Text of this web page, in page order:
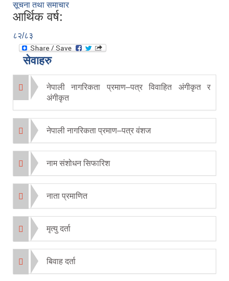
सूचना तथा समाचार
आर्थिक वर्ष:
८२/८३
सेवाहरु
नेपाली नागरिकता प्रमाण–पत्र विवाहित अंगीकृत र
अंगीकृत
नेपाली नागरिकता प्रमाण–पत्र वंशज
नाम संशोधन सिफारिश
नाता प्रमाणित
मृत्यु दर्ता
बिवाह दर्ता